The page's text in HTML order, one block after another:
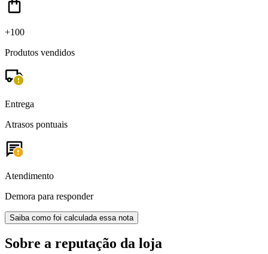
+100
Produtos vendidos
Entrega
Atrasos pontuais
Atendimento
Demora para responder
Saiba como foi calculada essa nota
Sobre a reputação da loja